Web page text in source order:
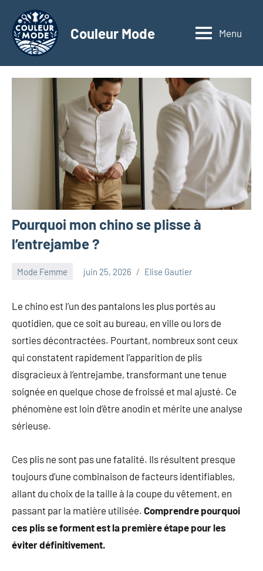
contenu
Couleur Mode
Explorez
monde
textiles
d'affaires
travers
nos
articles
dédiés
aux
matériaux
innovants,
à
l'entrepreneuriat,
marketing
au
recyclage
dans
aux
événements
clés.
des
insights
précieux
mode
non
Menu
Pourquoi mon chino se plisse à
l’entrejambe ?
Mode Femme juin 25, 2026 Elise Gautier
Le chino est l’un des pantalons les plus portés au
quotidien, que ce soit au bureau, en ville ou lors de
sorties décontractées. Pourtant, nombreux sont ceux
qui constatent rapidement l’apparition de plis
disgracieux à l’entrejambe, transformant une tenue
soignée en quelque chose de froissé et mal ajusté. Ce
phénomène est loin d’être anodin et mérite une analyse
sérieuse.
Ces plis ne sont pas une fatalité. Ils résultent presque
toujours d’une combinaison de facteurs identifiables,
allant du choix de la taille à la coupe du vêtement, en
passant par la matière utilisée. Comprendre pourquoi
ces plis se forment est la première étape pour les
éviter définitivement.